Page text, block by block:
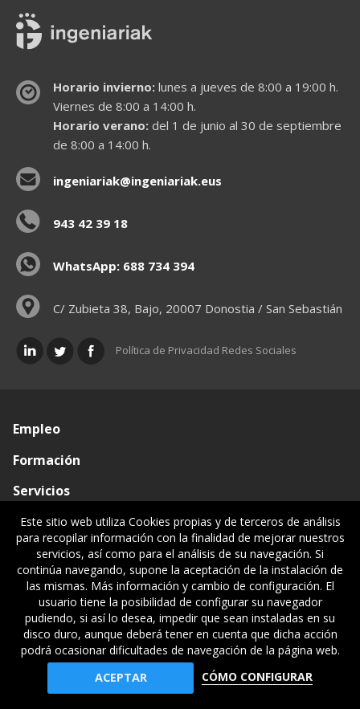
Horario invierno:lunes a jueves de 8:00 a 19:00 h.
Viernes de 8:00 a 14:00 h.
Horario verano:del 1 de junio al 30 de septiembre
de 8:00 a 14:00 h.
ingeniariak@ingeniariak.eus
943 42 39 18
WhatsApp: 688 734 394
C/ Zubieta 38, Bajo, 20007 Donostia / San Sebastián
Política de Privacidad Redes Sociales
Empleo
Formación
Servicios
Conócenos
Visado de documentos
Ventanilla única
Políticas legales
© Gipuzkoako Industri Ingeniariaren Elkargo Ofiziala - Colegio
Oficial de Ingenieros Industriales de Gipuzkoa
Este sitio web utiliza Cookies propias y de terceros de análisis
para recopilar información con la finalidad de mejorar nuestros
servicios, así como para el análisis de su navegación. Si
continúa navegando, supone la aceptación de la instalación de
las mismas. Más información y cambio de configuración. El
usuario tiene la posibilidad de configurar su navegador
pudiendo, si así lo desea, impedir que sean instaladas en su
disco duro, aunque deberá tener en cuenta que dicha acción
podrá ocasionar dificultades de navegación de la página web.
ACEPTAR
CÓMO CONFIGURAR